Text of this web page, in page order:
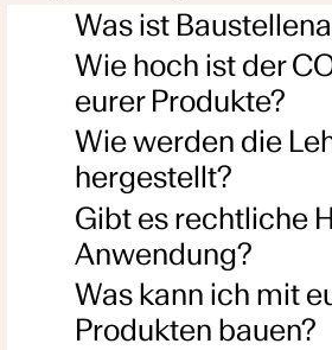
Was ist
Wie hoch ist der
eurer Produkte?
Wie werden die
hergestellt?
Gibt es rechtliche
Anwendung?
Was kann ich mit
Produkten bauen?